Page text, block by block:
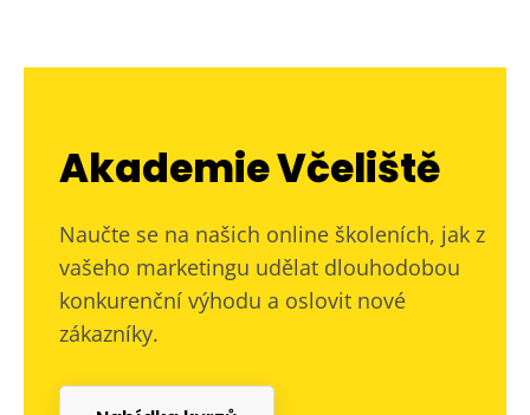
Akademie Včeliště
Naučte se na našich online školeních, jak z
vašeho marketingu udělat dlouhodobou
konkurenční výhodu a oslovit nové
zákazníky.